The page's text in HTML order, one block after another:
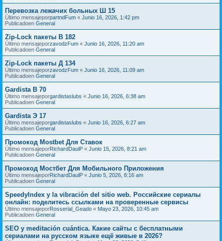
Перевозка лежачих больных Ш 15
Último mensajeporpartndFum « Junio 16, 2026, 1:42 pm
Publicadoen General
Zip-Lock пакеты В 182
Último mensajeporzavodzFum « Junio 16, 2026, 11:20 am
Publicadoen General
Zip-Lock пакеты Д 134
Último mensajeporzavodzFum « Junio 16, 2026, 11:09 am
Publicadoen General
Gardista В 70
Último mensajeporgardistaslubs « Junio 16, 2026, 6:38 am
Publicadoen General
Gardista Э 17
Último mensajeporgardistaslubs « Junio 16, 2026, 6:27 am
Publicadoen General
Промокод Mostbet Для Ставок
Último mensajeporRichardDaulP « Junio 15, 2026, 8:21 am
Publicadoen General
Промокод Мостбет Для Мобильного Приложения
Último mensajeporRichardDaulP « Junio 5, 2026, 8:16 am
Publicadoen General
SpeedyIndex y la vibración del sitio web. Российские сериалы
онлайн: поделитесь ссылками на проверенные сервисы
Último mensajeporRosserial_Geado « Mayo 23, 2026, 10:45 am
Publicadoen General
SEO y meditación cuántica. Какие сайты с бесплатными
сериалами на русском языке ещё живые в 2026?